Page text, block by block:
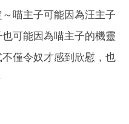
喵主子可能因為汪主子
可能因為喵主子的機靈
僅令奴才感到欣慰，也